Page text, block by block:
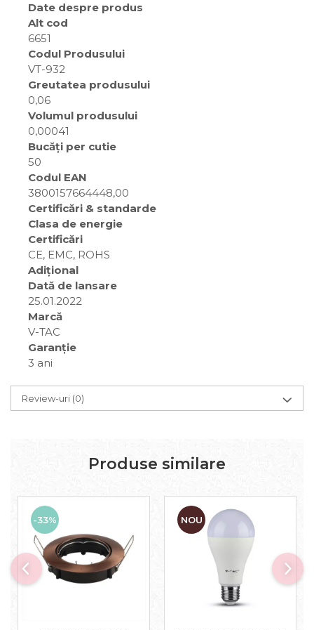
Date despre produs
Alt cod
6651
Codul Produsului
VT-932
Greutatea produsului
0,06
Volumul produsului
0,00041
Bucăți per cutie
50
Codul EAN
3800157664448,00
Certificări & standarde
Clasa de energie
Certificări
CE, EMC, ROHS
Adițional
Dată de lansare
25.01.2022
Marcă
V-TAC
Garanție
3 ani
Review-uri (0)
Produse similare
-33% NOU